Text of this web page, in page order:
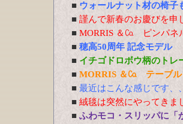
■ ウォールナット材の椅子
■ 謹んで新春のお慶びを申
■ MORRIS ＆㏇ ピンパネ
■ 穂高50周年 記念モデル
■ イチゴドロボウ柄のトレ
■ MORRIS ＆㏇ テーブ
■ 最近はこんな感じです、
■ 絨毯は突然にやってきま
■ ふわモコ・スリッパに「